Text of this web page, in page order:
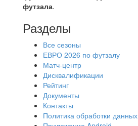
футзала.
Разделы
Все сезоны
ЕВРО 2026 по футзалу
Матч-центр
Дисквалификации
Рейтинг
Документы
Контакты
Политика обработки данных